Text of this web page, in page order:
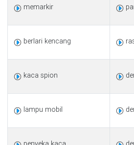
memarkir
berlari kencang
kaca spion
lampu mobil